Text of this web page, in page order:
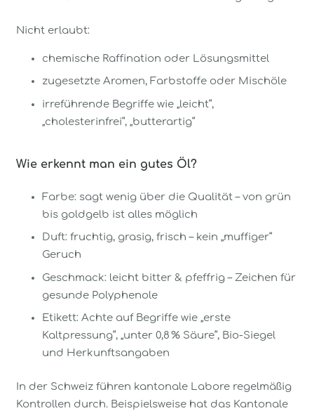
Nicht erlaubt:
chemische Raffination oder Lösungsmittel
zugesetzte Aromen, Farbstoffe oder Mischöle
irreführende Begriffe wie „leicht“,
„cholesterinfrei“, „butterartig“
Wie erkennt man ein gutes Öl?
Farbe: sagt wenig über die Qualität – von grün
bis goldgelb ist alles möglich
Duft: fruchtig, grasig, frisch – kein „muffiger“
Geruch
Geschmack: leicht bitter & pfeffrig – Zeichen für
gesunde Polyphenole
Etikett: Achte auf Begriffe wie „erste
Kaltpressung“, „unter 0,8 % Säure“, Bio-Siegel
und Herkunftsangaben
In der Schweiz führen kantonale Labore regelmäßig
Kontrollen durch. Beispielsweise hat das Kantonale